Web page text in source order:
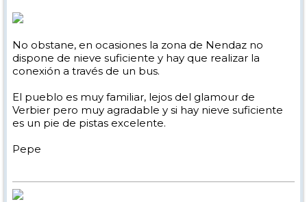
No obstane, en ocasiones la zona de Nendaz no
dispone de nieve suficiente y hay que realizar la
conexión a través de un bus.
El pueblo es muy familiar, lejos del glamour de
Verbier pero muy agradable y si hay nieve suficiente
es un pie de pistas excelente.
Pepe